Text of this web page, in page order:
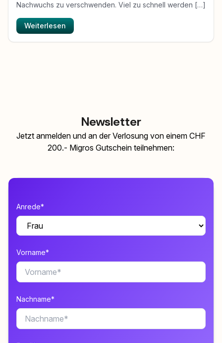
Nachwuchs zu verschwenden. Viel zu schnell werden […]
Weiterlesen
Newsletter
Jetzt anmelden und an der Verlosung von einem CHF
200.- Migros Gutschein teilnehmen:
Anrede*
Vorname*
Nachname*